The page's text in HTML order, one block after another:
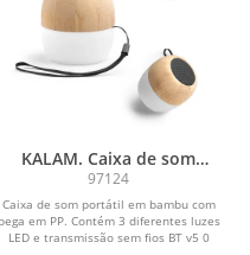
KALAM. Caixa de som
portátil com microfone e
autonomia de 2h (300
mAh), em bambu e PP
97124
Caixa de som portátil em bambu com
pega em PP. Contém 3 diferentes luzes
LED e transmissão sem fios BT v5 0